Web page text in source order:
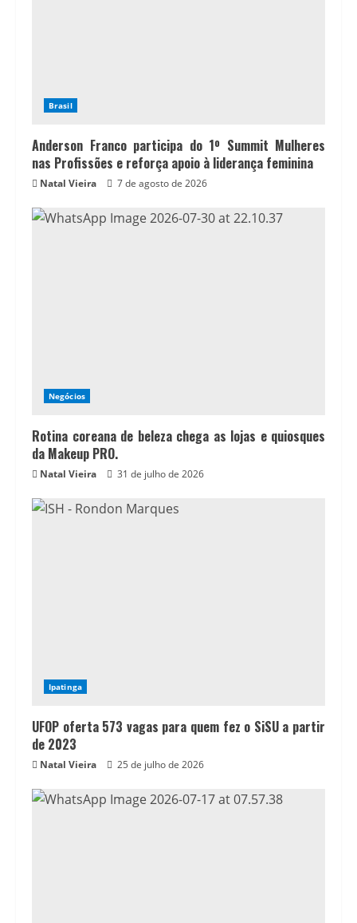
Brasil
Anderson Franco participa do 1º Summit Mulheres
nas Profissões e reforça apoio à liderança feminina
Natal Vieira 7 de agosto de 2026
Negócios
Rotina coreana de beleza chega as lojas e quiosques
da Makeup PRO.
Natal Vieira 31 de julho de 2026
Ipatinga
UFOP oferta 573 vagas para quem fez o SiSU a partir
de 2023
Natal Vieira 25 de julho de 2026